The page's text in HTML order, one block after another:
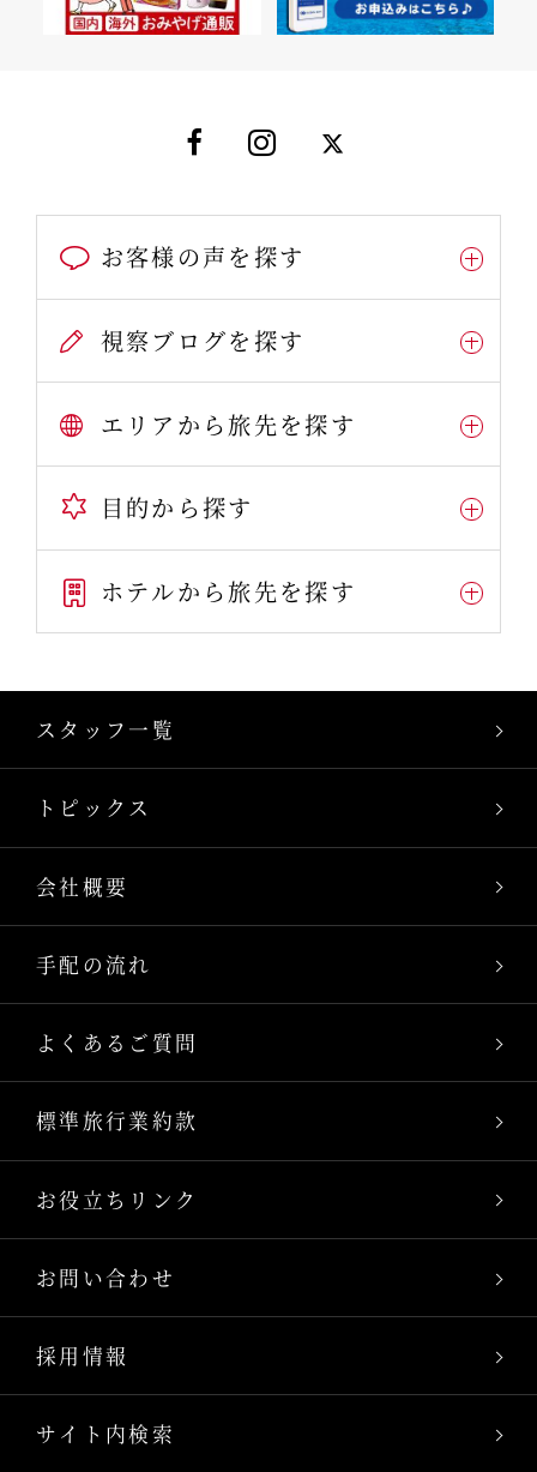
お客様の声を探す
視察ブログを探す
エリアから旅先を探す
目的から探す
ホテルから旅先を探す
スタッフ一覧
トピックス
会社概要
手配の流れ
よくあるご質問
標準旅行業約款
お役立ちリンク
お問い合わせ
採用情報
サイト内検索